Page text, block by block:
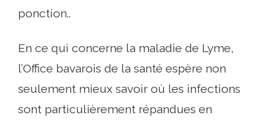
ponction..
En ce qui concerne la maladie de Lyme,
l’Office bavarois de la santé espère non
seulement mieux savoir où les infections
sont particulièrement répandues en